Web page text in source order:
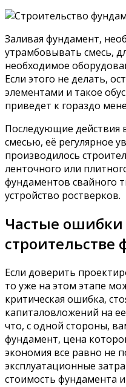
Заливая фундамент,
утрамбовывать смесь,
необходимое
Если этого не делать,
элементами и такое
приведет к гораздо
Последующие действия
смесью, её регулярное
производилось
ленточного или
фундаментов свайного
устройство ростверков.
​Частые ошибки
строительстве
Если доверить
то уже на этом этапе
критическая ошибка,
капиталовложений на
что, с одной стороны,
фундамент, цена
экономия все равно не
эксплуатационные
стоимость фундамента